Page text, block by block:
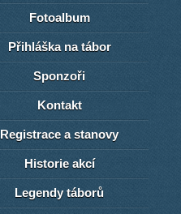
Fotoalbum
Přihláška na tábor
Sponzoři
Kontakt
Registrace a stanovy
Historie akcí
Legendy táborů